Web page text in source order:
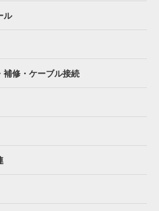
ル
補修・ケーブル接続